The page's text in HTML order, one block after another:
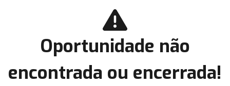
Oportunidade não
encontrada ou encerrada!